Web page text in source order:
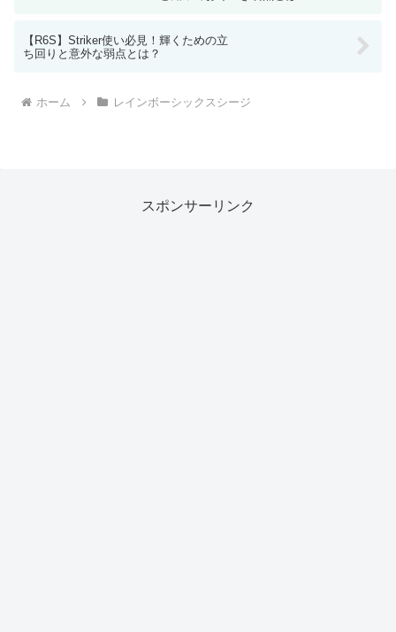
【R6S】Striker使い必見！輝くための立
ち回りと意外な弱点とは？
ホーム レインボーシックスシージ
スポンサーリンク